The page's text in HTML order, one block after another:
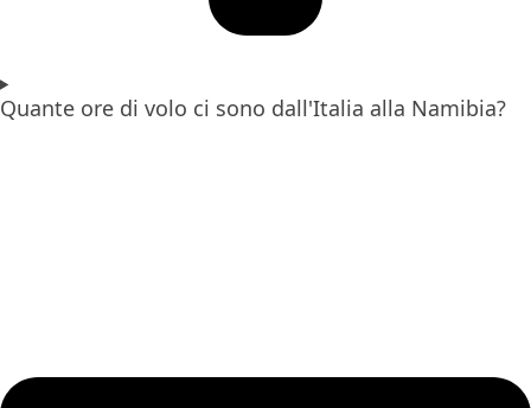
Quante ore di volo ci sono dall'Italia alla Namibia?